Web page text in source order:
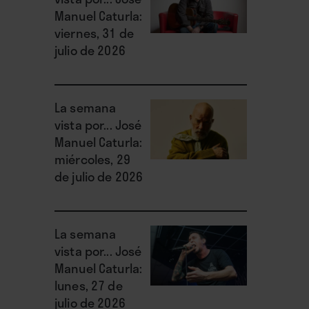
Manuel Caturla:
viernes, 31 de
julio de 2026
La semana
vista por... José
Manuel Caturla:
miércoles, 29
de julio de 2026
La semana
vista por... José
Manuel Caturla:
lunes, 27 de
julio de 2026